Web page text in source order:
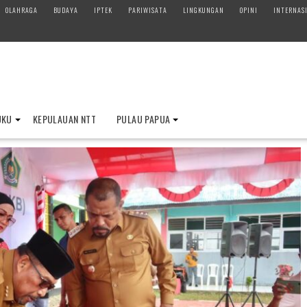
OLAHRAGA BUDAYA IPTEK PARIWISATA LINGKUNGAN OPINI
KEPULAUAN NTT PULAU PAPUA